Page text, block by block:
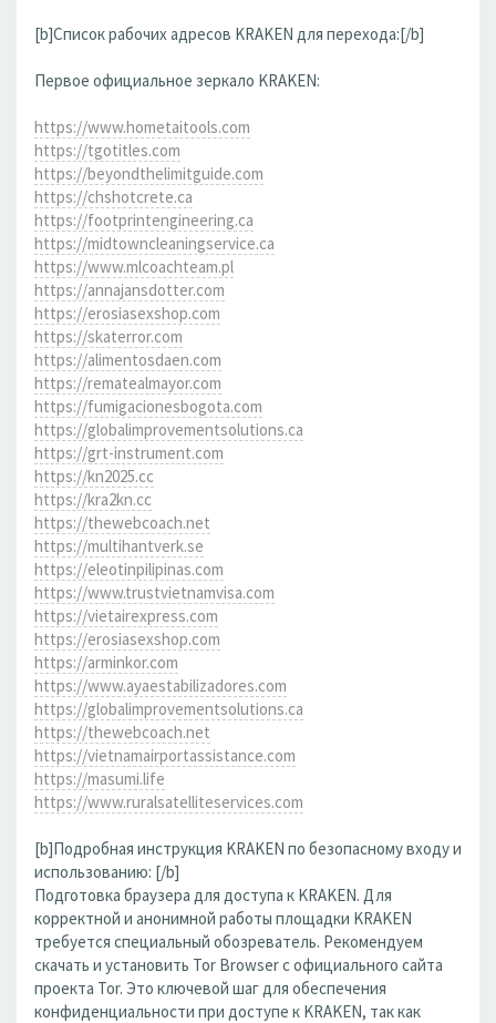
[b]Список рабочих адресов KRAKEN для перехода:[/b]
Первое официальное зеркало KRAKEN:
https://www.hometaitools.com
https://tgotitles.com
https://beyondthelimitguide.com
https://chshotcrete.ca
https://footprintengineering.ca
https://midtowncleaningservice.ca
https://www.mlcoachteam.pl
https://annajansdotter.com
https://erosiasexshop.com
https://skaterror.com
https://alimentosdaen.com
https://rematealmayor.com
https://fumigacionesbogota.com
https://globalimprovementsolutions.ca
https://grt-instrument.com
https://kn2025.cc
https://kra2kn.cc
https://thewebcoach.net
https://multihantverk.se
https://eleotinpilipinas.com
https://www.trustvietnamvisa.com
https://vietairexpress.com
https://erosiasexshop.com
https://arminkor.com
https://www.ayaestabilizadores.com
https://globalimprovementsolutions.ca
https://thewebcoach.net
https://vietnamairportassistance.com
https://masumi.life
https://www.ruralsatelliteservices.com
[b]Подробная инструкция KRAKEN по безопасному входу и
использованию: [/b]
Подготовка браузера для доступа к KRAKEN. Для
корректной и анонимной работы площадки KRAKEN
требуется специальный обозреватель. Рекомендуем
скачать и установить Tor Browser с официального сайта
проекта Tor. Это ключевой шаг для обеспечения
конфиденциальности при доступе к KRAKEN, так как